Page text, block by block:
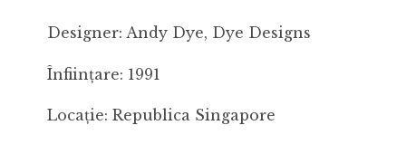
Designer: Andy Dye, Dye Designs
Înființare: 1991
Locație: Republica Singapore